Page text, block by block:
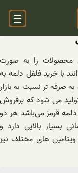
محصولات را به صورت
با خرید فلفل دلمه به
صرفه تر نسبت به بازار
می شود که پرفروش
قرمز می‌باشد هر دو
بسیار بالایی دارد و
های مختلف نیز